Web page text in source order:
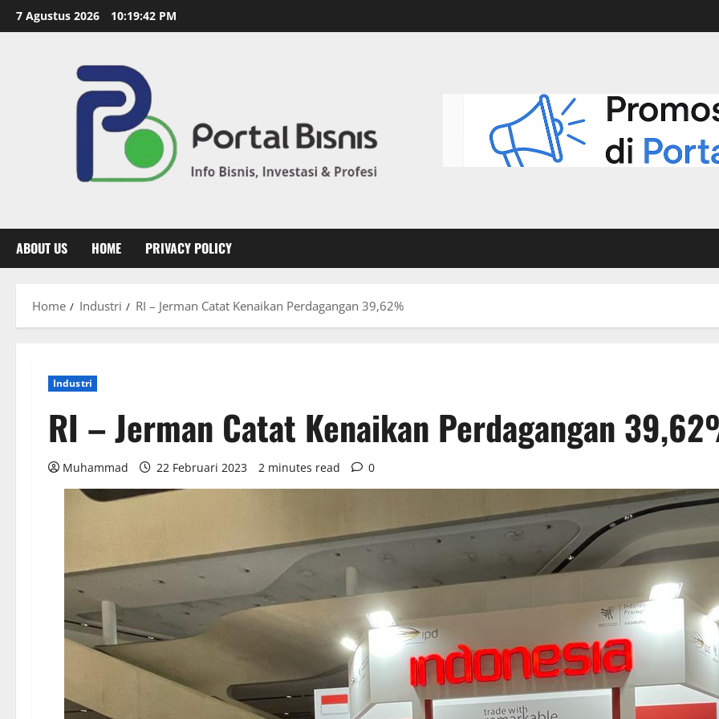
7 Agustus 2026 10:19:43 PM
ABOUT US HOME PRIVACY POLICY
Home Industri RI – Jerman Catat Kenaikan Perdagangan 39,62%
Industri
RI – Jerman Catat Kenaikan Perdagangan
Muhammad 22 Februari 2023 2 minutes read 0